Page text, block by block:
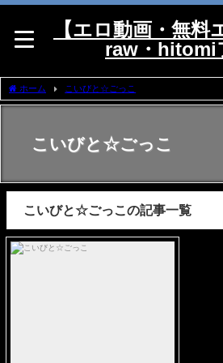
【エロ動画・無料
raw・hitomi
ホーム こいびと☆ごっこ
こいびと☆ごっこ
こいびと☆ごっこの記事一覧